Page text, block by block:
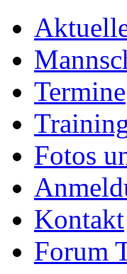
Termine
Fotos
Kontakt
Forum